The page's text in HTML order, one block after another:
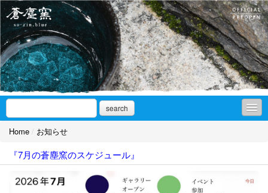
search
お知らせ
アオを求めて
ギャラリーnote
Home / お知らせ
『7月の蒼塵窯のスケジュール』